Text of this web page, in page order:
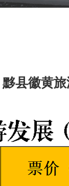
黟县徽黄